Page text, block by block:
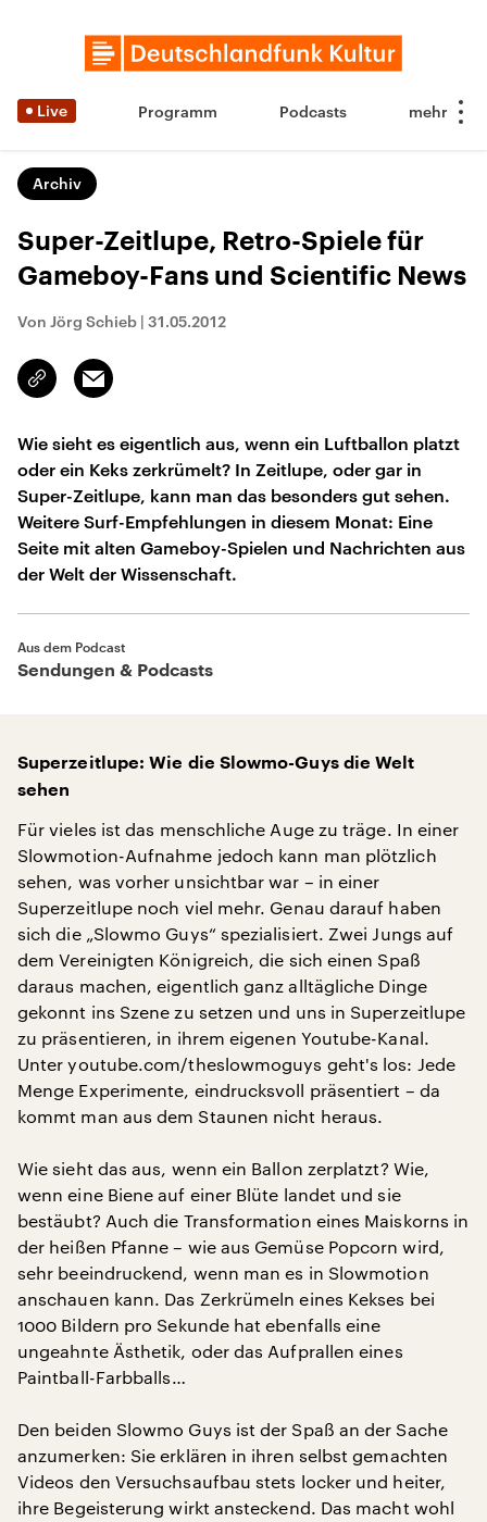
Live Programm Podcasts
Archiv
Super-Zeitlupe, Retro-Spiele für
Gameboy-Fans und Scientific News
Von Jörg Schieb | 31.05.2012
Link
kopieren/teilen
Email
Wie sieht es eigentlich aus, wenn ein Luftballon platzt
oder ein Keks zerkrümelt? In Zeitlupe, oder gar in
Super-Zeitlupe, kann man das besonders gut sehen.
Weitere Surf-Empfehlungen in diesem Monat: Eine
Seite mit alten Gameboy-Spielen und Nachrichten aus
der Welt der Wissenschaft.
Aus dem Podcast
Sendungen & Podcasts
Superzeitlupe: Wie die Slowmo-Guys die Welt
sehen
Für vieles ist das menschliche Auge zu träge. In einer
Slowmotion-Aufnahme jedoch kann man plötzlich
sehen, was vorher unsichtbar war – in einer
Superzeitlupe noch viel mehr. Genau darauf haben
sich die „Slowmo Guys“ spezialisiert. Zwei Jungs auf
dem Vereinigten Königreich, die sich einen Spaß
daraus machen, eigentlich ganz alltägliche Dinge
gekonnt ins Szene zu setzen und uns in Superzeitlupe
zu präsentieren, in ihrem eigenen Youtube-Kanal.
Unter youtube.com/theslowmoguys geht's los: Jede
Menge Experimente, eindrucksvoll präsentiert – da
kommt man aus dem Staunen nicht heraus.
Wie sieht das aus, wenn ein Ballon zerplatzt? Wie,
wenn eine Biene auf einer Blüte landet und sie
bestäubt? Auch die Transformation eines Maiskorns in
der heißen Pfanne – wie aus Gemüse Popcorn wird,
sehr beeindruckend, wenn man es in Slowmotion
anschauen kann. Das Zerkrümeln eines Kekses bei
1000 Bildern pro Sekunde hat ebenfalls eine
ungeahnte Ästhetik, oder das Aufprallen eines
Paintball-Farbballs…
Den beiden Slowmo Guys ist der Spaß an der Sache
anzumerken: Sie erklären in ihren selbst gemachten
Videos den Versuchsaufbau stets locker und heiter,
ihre Begeisterung wirkt ansteckend. Das macht wohl